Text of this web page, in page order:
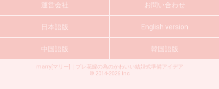
運営会社 お問い合わせ
日本語版 English version
中国語版 韓国語版
marry[マリー]｜プレ花嫁の為のかわいい結婚式準備アイデア
© 2014-2026 Inc